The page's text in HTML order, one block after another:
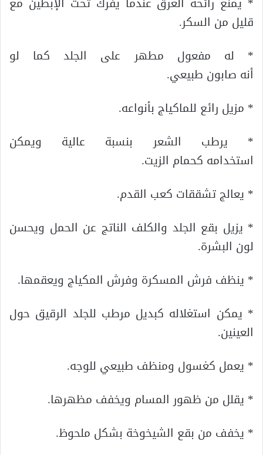
قليل من السكر.
* له مفعول مطهر على الجلد كما لو
أنه صابون طبيعي.
* مزيل رائع للماكياج بأنواعه.
* يرطب الشعر بنسبة عالية ويمكن
استخدامه كحمام الزيت.
* يعالج تشققات كعب القدم.
* يزيل بقع الجلد والكلف الناتج عن الحمل ويحسن
لون البشرة.
* ينظف فرش المسكرة وفرش المكياج ويعقمها.
* يمكن استغلاله كبديل مرطب للجلد الرقيق حول
العينين.
* يعمل كغسول ومنظف طبيعي للوجه.
* يقلل من ظهور المسام ويخفف مظهرها.
* يخفف من بقع الشيخوخة بشكل ملحوظ.